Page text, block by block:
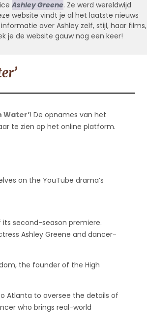
Ashley Greene. Ze werd wereldwijd
website vindt je al het laatste nieuws
over Ashley zelf, stijl, haar films,
je de website gauw nog een keer!
Water’! De opnames van het
te zien op het online platform.
on the YouTube drama’s
second-season premiere.
Ashley Greene and dancer-
the founder of the High
Atlanta to oversee the details of
who brings real-world